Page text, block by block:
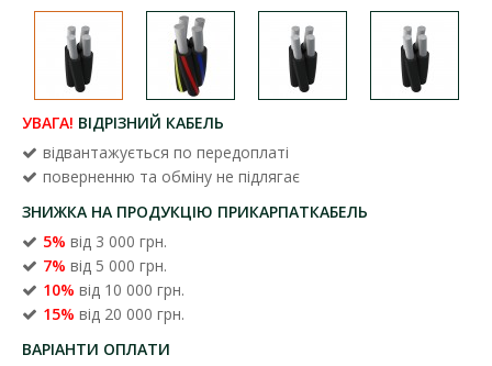
УВАГА! ВІДРІЗНИЙ КАБЕЛЬ
відвантажується по передоплаті
поверненню та обміну не підлягає
ЗНИЖКА НА ПРОДУКЦІЮ ПРИКАРПАТКАБЕЛЬ
5% від 3 000 грн.
7% від 5 000 грн.
10% від 10 000 грн.
15% від 20 000 грн.
ВАРІАНТИ ОПЛАТИ